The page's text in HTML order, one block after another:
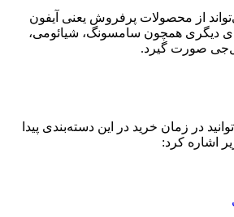
از محصولات پرفروش یعنی آیفون
دیگری همچون سامسونگ، شیائومی،
ال‌جی صورت گیرد.
در زمان خرید در این دسته‌بندی پیدا
اشاره کرد: